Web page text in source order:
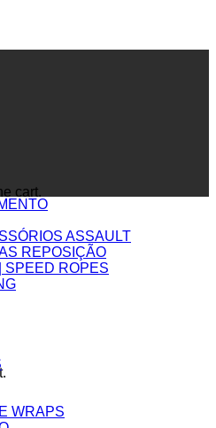
cart.
ASSAULT
REPOSIÇÃO
SPEED ROPES
WRAPS